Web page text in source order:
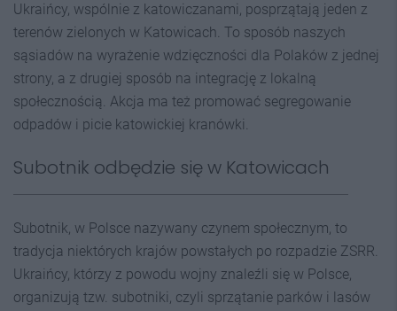
Ukraińcy, wspólnie z katowiczanami, posprzątają jeden z
terenów zielonych w Katowicach. To sposób naszych
sąsiadów na wyrażenie wdzięczności dla Polaków z jednej
strony, a z drugiej sposób na integrację z lokalną
społecznością. Akcja ma też promować segregowanie
odpadów i picie katowickiej kranówki.
Subotnik odbędzie się w Katowicach
Subotnik, w Polsce nazywany czynem społecznym, to
tradycja niektórych krajów powstałych po rozpadzie ZSRR.
Ukraińcy, którzy z powodu wojny znaleźli się w Polsce,
organizują tzw. subotniki, czyli sprzątanie parków i lasów